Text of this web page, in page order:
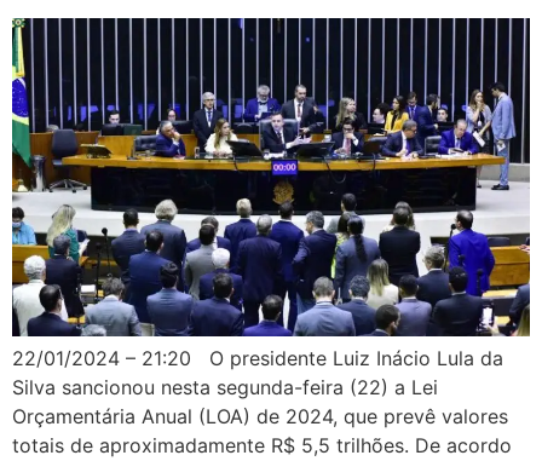
22/01/2024 – 21:20 O presidente Luiz Inácio Lula da
Silva sancionou nesta segunda-feira (22) a Lei
Orçamentária Anual (LOA) de 2024, que prevê valores
totais de aproximadamente R$ 5,5 trilhões. De acordo